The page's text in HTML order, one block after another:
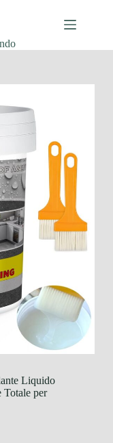
Liquido
Totale per